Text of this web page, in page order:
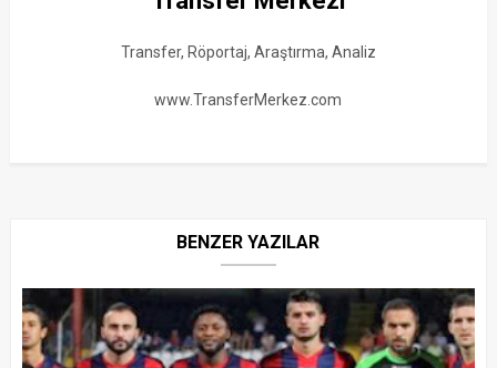
Transfer, Röportaj, Araştırma, Analiz
www.TransferMerkez.com
BENZER YAZILAR